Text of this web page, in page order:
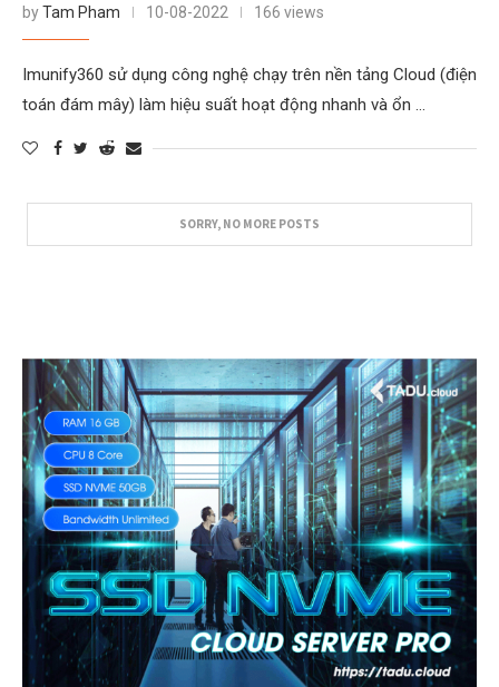
byTam Pham 10-08-2022 166 views
Imunify360 sử dụng công nghệ chạy trên nền tảng Cloud (điện
toán đám mây) làm hiệu suất hoạt động nhanh và ổn …
SORRY, NO MORE POSTS